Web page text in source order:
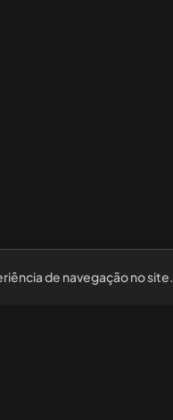
de navegação no site.